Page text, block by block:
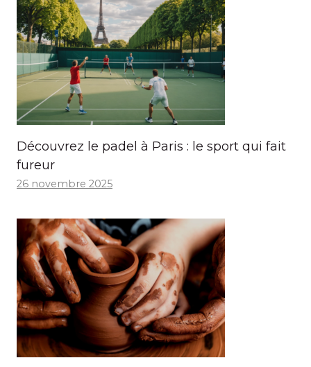
Découvrez le padel à Paris : le sport qui fait
fureur
26 novembre 2025